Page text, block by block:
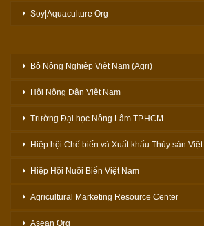
Soy|Aquaculture Org
Bộ Nông Nghiệp Việt Nam (Agri)
Hội Nông Dân Việt Nam
Trường Đại học Nông Lâm TP.HCM
Hiệp hội Chế biến và Xuất khẩu Thủy sản
Hiệp Hội Nuôi Biển Việt Nam
Agricultural Marketing Resource Center
Asean Org